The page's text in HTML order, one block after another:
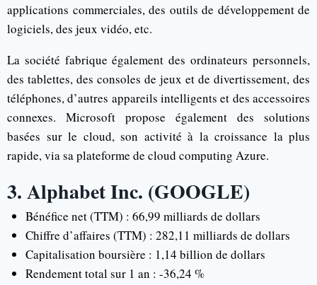
applications commerciales, des outils de développement de
logiciels, des jeux vidéo, etc.
La société fabrique également des ordinateurs personnels,
des tablettes, des consoles de jeux et de divertissement, des
téléphones, d’autres appareils intelligents et des accessoires
connexes. Microsoft propose également des solutions
basées sur le cloud, son activité à la croissance la plus
rapide, via sa plateforme de cloud computing Azure.
3. Alphabet Inc. (GOOGLE)
Bénéfice net (TTM) : 66,99 milliards de dollars
Chiffre d’affaires (TTM) : 282,11 milliards de dollars
Capitalisation boursière : 1,14 billion de dollars
Rendement total sur 1 an : -36,24 %